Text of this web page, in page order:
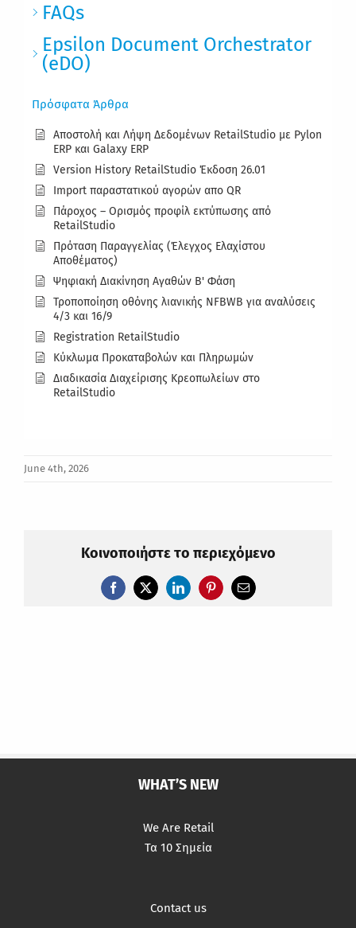
FAQs
Epsilon Document Orchestrator
(eDO)
Πρόσφατα Άρθρα
Αποστολή και Λήψη Δεδομένων RetailStudio με Pylon
ERP και Galaxy ERP
Version History RetailStudio Έκδοση 26.01
Import παραστατικού αγορών απο QR
Πάροχος – Ορισμός προφίλ εκτύπωσης από
RetailStudio
Πρόταση Παραγγελίας (Έλεγχος Ελαχίστου
Αποθέματος)
Ψηφιακή Διακίνηση Αγαθών Β' Φάση
Τροποποίηση οθόνης λιανικής ΝFBWB για αναλύσεις
4/3 και 16/9
Registration RetailStudio
Κύκλωμα Προκαταβολών και Πληρωμών
Διαδικασία Διαχείρισης Κρεοπωλείων στο
RetailStudio
June 4th, 2026
Κοινοποιήστε το περιεχόμενο
Facebook
X LinkedInPinterestEmail
WHAT’S NEW
We Are Retail
Τα 10 Σημεία
Contact us